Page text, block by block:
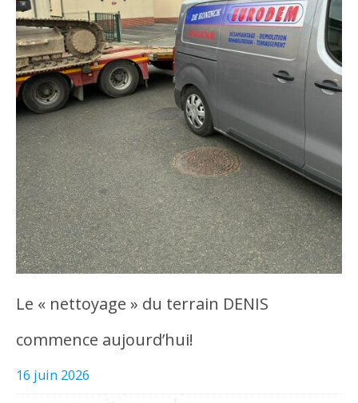
Le « nettoyage » du terrain DENIS
commence aujourd’hui!
16 juin 2026